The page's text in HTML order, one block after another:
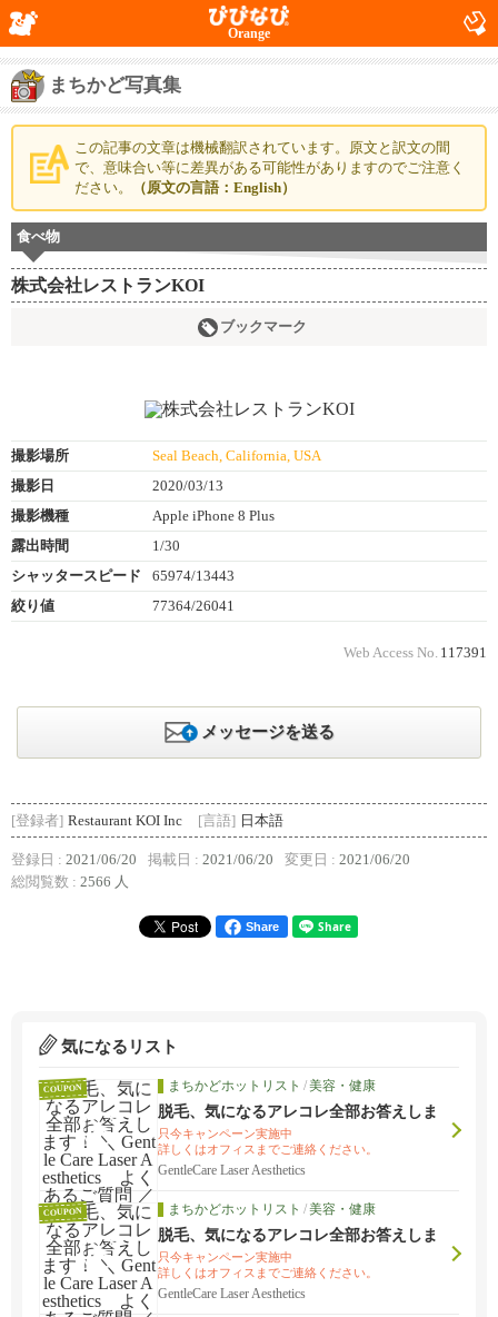
Orange
まちかど写真集
この記事の文章は機械翻訳されています。原文と訳文の間
で、意味合い等に差異がある可能性がありますのでご注意く
ださい。
（原文の言語：English）
食べ物
株式会社レストランKOI
ブックマーク
撮影場所
Seal Beach, California, USA
撮影日
2020/03/13
撮影機種
Apple iPhone 8 Plus
露出時間
1/30
シャッタースピード
65974/13443
絞り値
77364/26041
Web Access No. 117391
メッセージを送る
[登録者] Restaurant KOI Inc [言語] 日本語
登録日 : 2021/06/20 掲載日 : 2021/06/20 変更日 : 2021/06/20
総閲覧数 : 2566 人
Share
気になるリスト
まちかどホットリスト /美容・健康
脱毛、気になるアレコレ全部お答えしま
す！ ＼ Gentle Care Laser Aesthetics よ
くあるご質問 ／
只今キャンペーン実施中
詳しくはオフィスまでご連絡ください。
GentleCare Laser Aesthetics
COUPON
まちかどホットリスト /美容・健康
脱毛、気になるアレコレ全部お答えしま
す！ ＼ Gentle Care Laser Aesthetics よ
くあるご質問 ／
只今キャンペーン実施中
詳しくはオフィスまでご連絡ください。
GentleCare Laser Aesthetics
COUPON